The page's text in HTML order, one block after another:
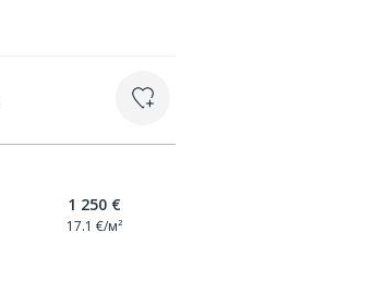
1 250 €
17.1 €/м²